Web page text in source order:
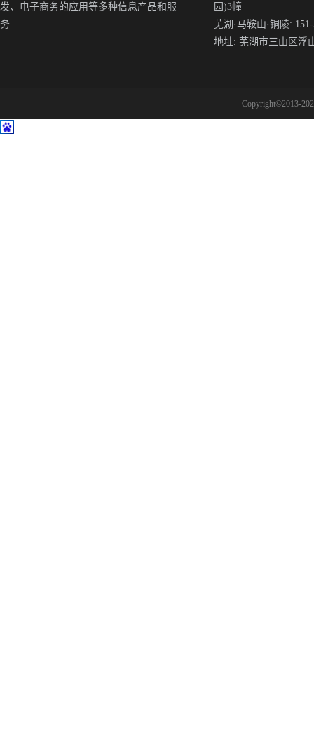
发、电子商务的应用等多种信息产品和服
务
园)3幢
芜湖·马鞍山·铜陵:
地址: 芜湖市三山区浮
Copyright©2013-